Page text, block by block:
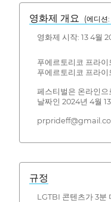
영화제 개요 (에디션:
영화제 시작: 13 4월
푸에르토리코 프라
푸에르토리코 프라
페스티벌은 온라인
날짜인 2024년 4월
규정
LGTBI 콘텐츠가 3분